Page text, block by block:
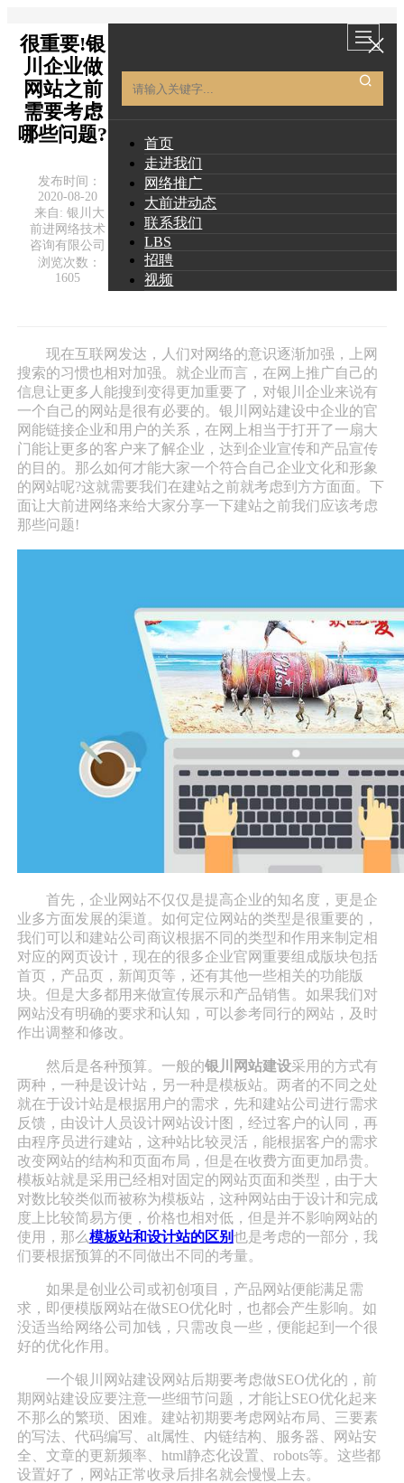
首页
走进我们
网络推广
大前进动态
联系我们
LBS
招聘
视频
很重要!银
川企业做
网站之前
需要考虑
哪些问题?
发布时间：
2020-08-20
来自: 银川大
前进网络技术
咨询有限公司
浏览次数：
1605
现在互联网发达，人们对网络的意识逐渐加强，上网
搜索的习惯也相对加强。就企业而言，在网上推广自己的
信息让更多人能搜到变得更加重要了，对银川企业来说有
一个自己的网站是很有必要的。银川网站建设中企业的官
网能链接企业和用户的关系，在网上相当于打开了一扇大
门能让更多的客户来了解企业，达到企业宣传和产品宣传
的目的。那么如何才能大家一个符合自己企业文化和形象
的网站呢?这就需要我们在建站之前就考虑到方方面面。下
面让大前进网络来给大家分享一下建站之前我们应该考虑
那些问题!
首先，企业网站不仅仅是提高企业的知名度，更是企
业多方面发展的渠道。如何定位网站的类型是很重要的，
我们可以和建站公司商议根据不同的类型和作用来制定相
对应的网页设计，现在的很多企业官网重要组成版块包括
首页，产品页，新闻页等，还有其他一些相关的功能版
块。但是大多都用来做宣传展示和产品销售。如果我们对
网站没有明确的要求和认知，可以参考同行的网站，及时
作出调整和修改。
然后是各种预算。一般的银川网站建设采用的方式有
两种，一种是设计站，另一种是模板站。两者的不同之处
就在于设计站是根据用户的需求，先和建站公司进行需求
反馈，由设计人员设计网站设计图，经过客户的认同，再
由程序员进行建站，这种站比较灵活，能根据客户的需求
改变网站的结构和页面布局，但是在收费方面更加昂贵。
模板站就是采用已经相对固定的网站页面和类型，由于大
对数比较类似而被称为模板站，这种网站由于设计和完成
度上比较简易方便，价格也相对低，但是并不影响网站的
使用，那么模板站和设计站的区别也是考虑的一部分，我
们要根据预算的不同做出不同的考量。
如果是创业公司或初创项目，产品网站便能满足需
求，即便模版网站在做SEO优化时，也都会产生影响。如
没适当给网络公司加钱，只需改良一些，便能起到一个很
好的优化作用。
一个银川网站建设网站后期要考虑做SEO优化的，前
期网站建设应要注意一些细节问题，才能让SEO优化起来
不那么的繁琐、困难。建站初期要考虑网站布局、三要素
的写法、代码编写、alt属性、内链结构、服务器、网站安
全、文章的更新频率、html静态化设置、robots等。这些都
设置好了，网站正常收录后排名就会慢慢上去。